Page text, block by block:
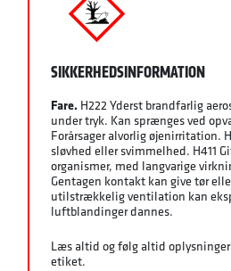
SIKKERHEDSINFORMATION
Fare. H222 Yderst brandfarlig
under tryk. Kan sprænges ved
Forårsager alvorlig øjenirritation.
sløvhed eller svimmelhed. H411
organismer, med langvarige
Gentagen kontakt kan give tør
utilstrækkelig ventilation kan
luftblandinger dannes.
Læs altid og følg altid
etiket.